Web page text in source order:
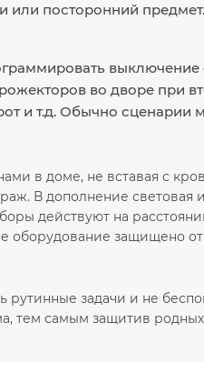
или посторонний
выключение
во дворе при
и т.д. Обычно сценарии
в доме, не вставая с
В дополнение световая
действуют на
оборудование защищено
задачи и не
тем самым защитив